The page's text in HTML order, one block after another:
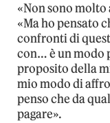
«Non sono
«Ma ho pensato
confronti di
con… è un modo
proposito della
mio modo di
penso che da
pagare».